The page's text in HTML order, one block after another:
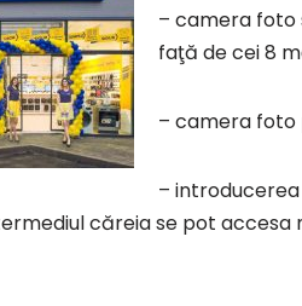
– camera foto
faţă de cei 8
– camera foto
–
căreia se pot accesa